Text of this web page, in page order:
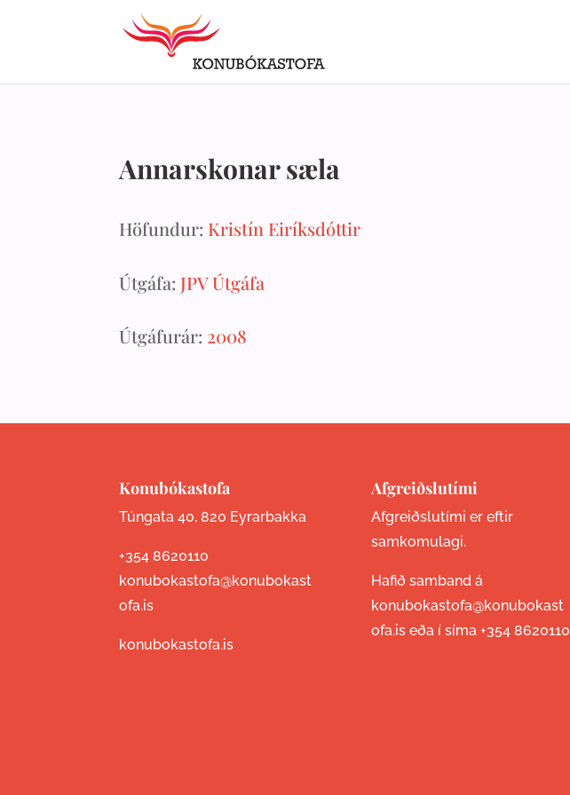
Annarskonar sæla
Höfundur: Kristín Eiríksdóttir
Útgáfa: JPV Útgáfa
Útgáfurár: 2008
Konubókastofa
Túngata 40, 820 Eyrarbakka
+354 8620110
konubokastofa@konubokast
ofa.is
konubokastofa.is
Afgreiðslutími
Afgreiðslutími er eftir
samkomulagi.
Hafið samband á
konubokastofa@konubokast
ofa.is eða í síma +354 8620110